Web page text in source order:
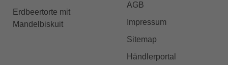
Erdbeertorte mit
Mandelbiskuit
AGB
Impressum
Sitemap
Händlerportal